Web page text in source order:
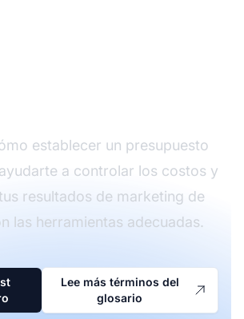
establecer un presupuesto
a controlar los costos y
resultados de marketing de
las herramientas adecuadas.
Lee más términos del
glosario